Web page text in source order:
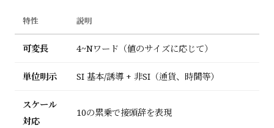
特性 説明
可変長 4~Nワード（値のサイズに応じて）
単位明示 SI 基本/誘導 + 非SI（通貨、時間等）
スケール
対応
10の累乗で接頭辞を表現